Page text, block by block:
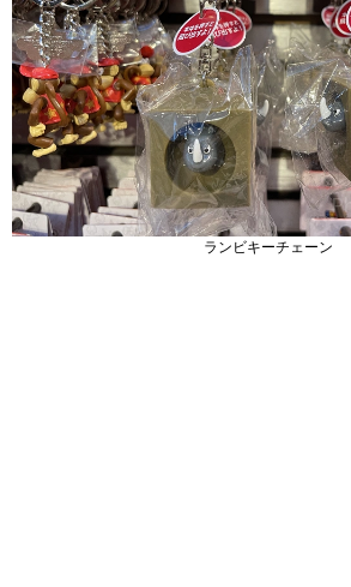
ランビキーチェーン